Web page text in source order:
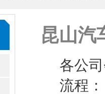
昆山汽
各公
流程：